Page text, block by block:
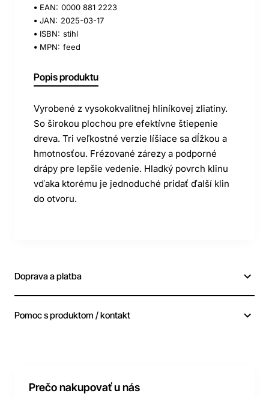
EAN: 0000 881 2223
JAN: 2025-03-17
ISBN: stihl
MPN: feed
Popis produktu
Vyrobené z vysokokvalitnej hliníkovej zliatiny.
So širokou plochou pre efektívne štiepenie
dreva. Tri veľkostné verzie líšiace sa dĺžkou a
hmotnosťou. Frézované zárezy a podporné
drápy pre lepšie vedenie. Hladký povrch klinu
vďaka ktorému je jednoduché pridať ďalší klin
do otvoru.
Doprava a platba
Pomoc s produktom / kontakt
Prečo nakupovať u nás